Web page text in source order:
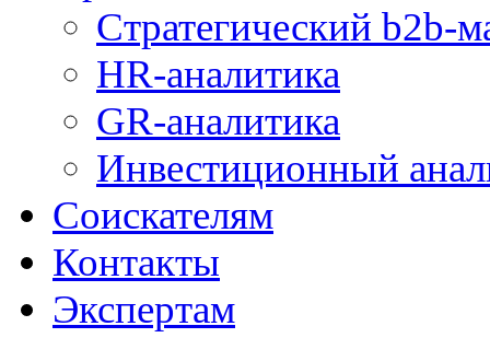
Стратегический b2b-
HR-аналитика
GR-аналитика
Инвестиционный
Соискателям
Контакты
Экспертам